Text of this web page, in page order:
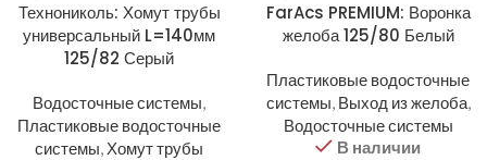
Технониколь: Хомут трубы
универсальный L=140мм
125/82 Серый
Водосточные системы,
Пластиковые водосточные
системы, Хомут трубы
FarAcs PREMIUM: Воронка
желоба 125/80 Белый
Пластиковые водосточные
системы, Выход из желоба,
Водосточные системы
В наличии